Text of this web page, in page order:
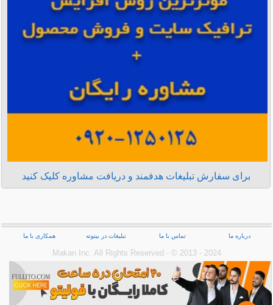
برای سفارش تبلیغات هدفمند و دریافت مشاوره کلیک کنید
درباره ما تماس با ما تبلیغات در بیتوته همکاری با ما
Makan Inc.‎ All Rights Reserved - © 2013 - 2024